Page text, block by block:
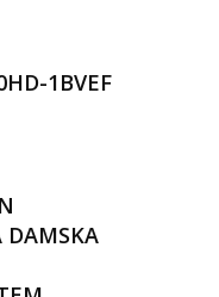
1BVEF
DAMSKA